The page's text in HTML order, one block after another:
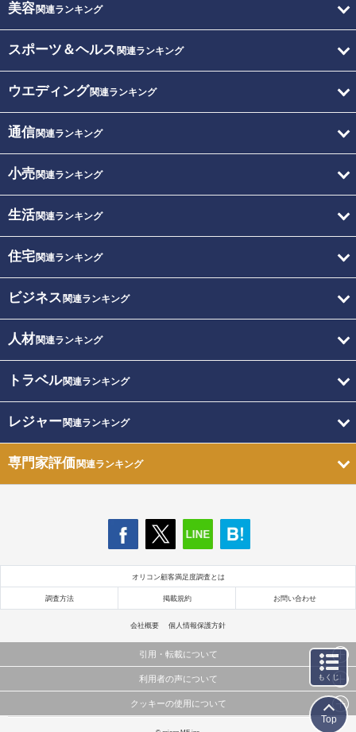
美容関連ランキング
スポーツ＆ヘルス 関連ランキング
ウエディング関連ランキング
通信関連ランキング
小売関連ランキング
生活関連ランキング
住宅関連ランキング
ビジネス 関連ランキング
人材関連ランキング
トラベル関連ランキング
レジャー関連ランキング
専門家評価関連ランキング
オリコン顧客満足度調査とは
調査方法 掲載規約 お問い合わせ
会社概要 個人情報保護方針
引用・転載について
当サイトで公開されている情報（文字、写真、イラスト、画像データ等）及びこれらの配置・
これらの情報を権利者の許可なく無断転載・複製などの二次利用を行うことは固く禁じており
利用者の声について
当サイトに掲載している内容はすべてサービスの利用者が提出された見解・感想です。
クッキーの使用について
もくじ
Top